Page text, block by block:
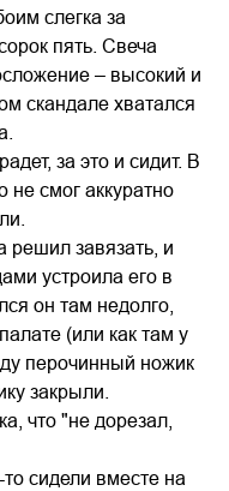
слегка за
пять. Свеча
– высокий и
скандале хватался
за это и сидит. В
не смог аккуратно
решил завязать, и
устроила его в
он там недолго,
(или как там у
перочинный ножик
закрыли.
что "не дорезал,
сидели вместе на